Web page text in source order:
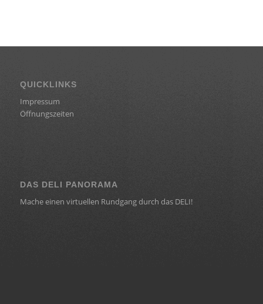
QUICKLINKS
Impressum
Öffnungszeiten
DAS DELI PANORAMA
Mache einen virtuellen Rundgang durch das DELI!